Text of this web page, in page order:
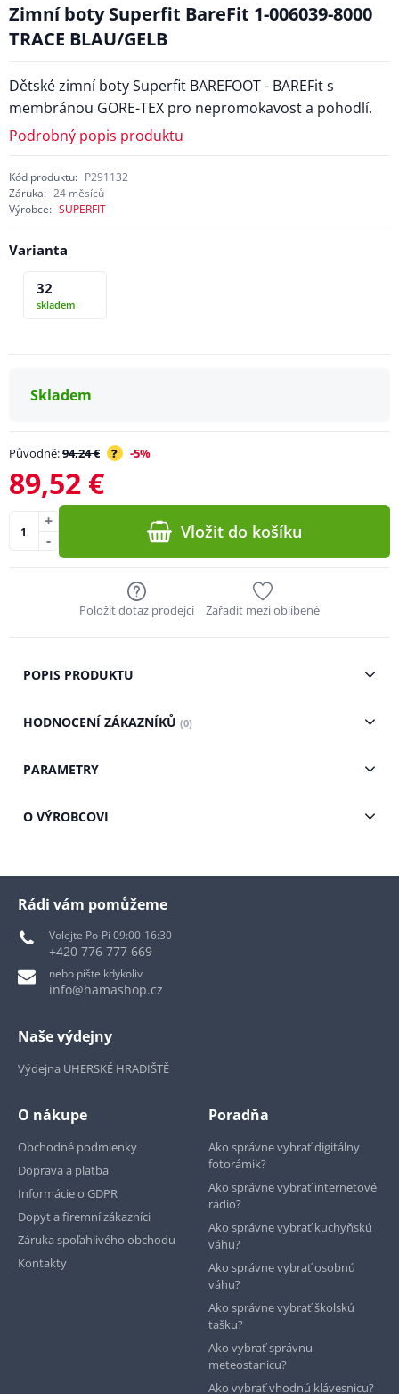
Zimní boty Superfit BareFit 1-006039-8000
TRACE BLAU/GELB
Dětské zimní boty Superfit BAREFOOT - BAREFit s
membránou GORE-TEX pro nepromokavost a pohodlí.
Podrobný popis produktu
Kód produktu: P291132
Záruka: 24 měsíců
Výrobce: SUPERFIT
Varianta
32
skladem
Skladem
Původně:94,24 € ? -5%
89,52 €
-
+ Vložit do košíku
Položit dotaz prodejci Zařadit mezi oblíbené
POPIS PRODUKTU
HODNOCENÍ ZÁKAZNÍKŮ (0)
PARAMETRY
O VÝROBCOVI
Rádi vám pomůžeme
Volejte Po-Pi 09:00-16:30
+420 776 777 669
nebo pište kdykoliv
info@hamashop.cz
Naše výdejny
Výdejna UHERSKÉ HRADIŠTĚ
O nákupe
Obchodné podmienky
Doprava a platba
Informácie o GDPR
Dopyt a firemní zákazníci
Záruka spoľahlivého obchodu
Kontakty
Poradňa
Ako správne vybrať digitálny
fotorámik?
Ako správne vybrať internetové
rádio?
Ako správne vybrať kuchyňskú
váhu?
Ako správne vybrať osobnú
váhu?
Ako správne vybrať školskú
tašku?
Ako vybrať správnu
meteostanicu?
Ako vybrať vhodnú klávesnicu?